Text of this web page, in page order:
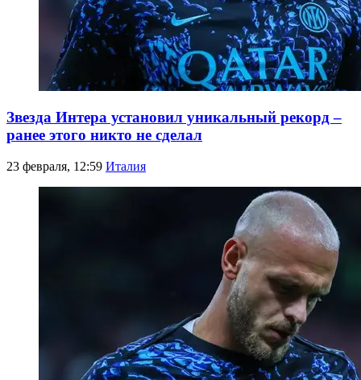
Звезда Интера установил уникальный рекорд –
ранее этого никто не сделал
23 февраля, 12:59 Италия